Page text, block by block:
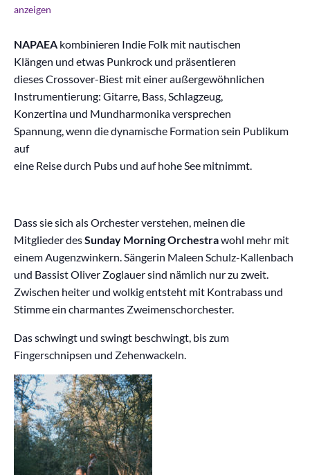
anzeigen
NAPAEA kombinieren Indie Folk mit nautischen
Klängen und etwas Punkrock und präsentieren
dieses Crossover-Biest mit einer außergewöhnlichen
Instrumentierung: Gitarre, Bass, Schlagzeug,
Konzertina und Mundharmonika versprechen
Spannung, wenn die dynamische Formation sein Publikum
auf
eine Reise durch Pubs und auf hohe See mitnimmt.
Dass sie sich als Orchester verstehen, meinen die
Mitglieder desSunday Morning Orchestrawohl mehr mit
einem Augenzwinkern. Sängerin Maleen Schulz-Kallenbach
und Bassist Oliver Zoglauer sind nämlich nur zu zweit.
Zwischen heiter und wolkig entsteht mit Kontrabass und
Stimme ein charmantes Zweimenschorchester.
Das schwingt und swingt beschwingt, bis zum
Fingerschnipsen und Zehenwackeln.